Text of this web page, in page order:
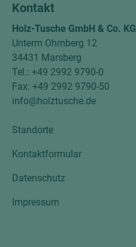
Kontakt
Holz-Tusche GmbH & Co. KG
Unterm Ohmberg 12
34431 Marsberg
Tel.: +49 2992 9790-0
Fax: +49 2992 9790-50
info@holztusche.de
Standorte
Kontaktformular
Datenschutz
Impressum